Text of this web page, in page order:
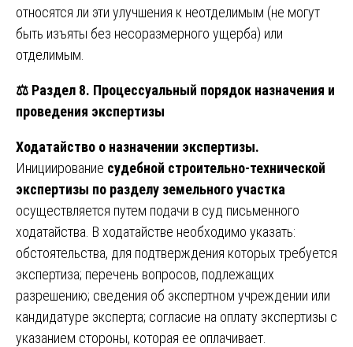
относятся ли эти улучшения к неотделимым (не могут
быть изъяты без несоразмерного ущерба) или
отделимым.
⚖️ Раздел 8. Процессуальный порядок назначения и
проведения экспертизы
Ходатайство о назначении экспертизы.
Инициирование судебной строительно-технической
экспертизы по разделу земельного участка
осуществляется путем подачи в суд письменного
ходатайства. В ходатайстве необходимо указать:
обстоятельства, для подтверждения которых требуется
экспертиза; перечень вопросов, подлежащих
разрешению; сведения об экспертном учреждении или
кандидатуре эксперта; согласие на оплату экспертизы с
указанием стороны, которая ее оплачивает.